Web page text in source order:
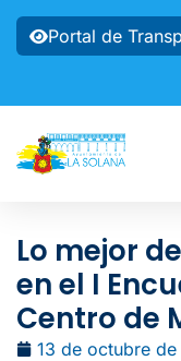
Portal de
Lo mejor
en el I
Centro de
13 de octubre de